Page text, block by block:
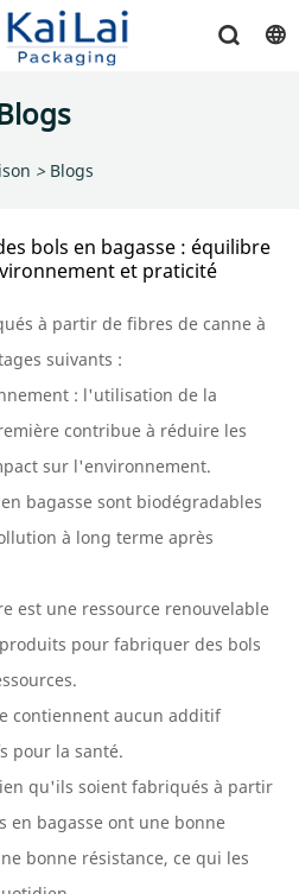
> Blogs
bols en bagasse : équilibre
et praticité
à partir de fibres de canne à
suivants :
: l'utilisation de la
contribue à réduire les
sur l'environnement.
bagasse sont biodégradables
à long terme après
est une ressource renouvelable
pour fabriquer des bols
contiennent aucun additif
pour la santé.
qu'ils soient fabriqués à partir
en bagasse ont une bonne
bonne résistance, ce qui les